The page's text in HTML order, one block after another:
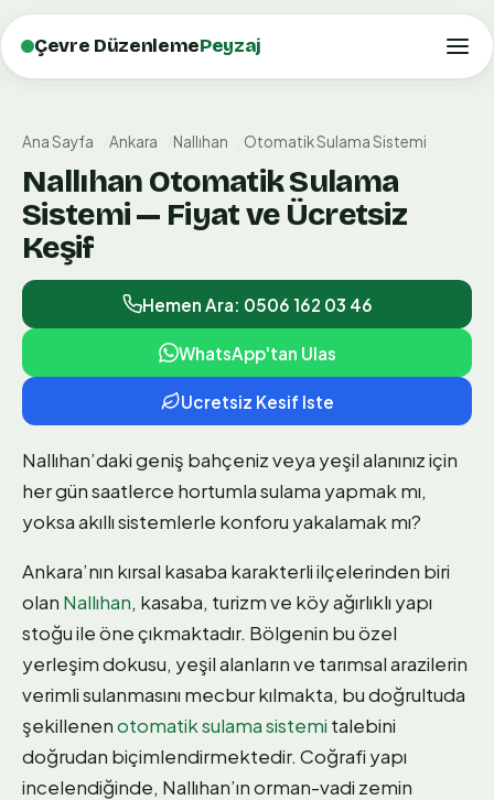
Çevre DüzenlemePeyzaj
Ana Sayfa Ankara Nallıhan Otomatik Sulama Sistemi
Nallıhan Otomatik Sulama
Sistemi — Fiyat ve Ücretsiz
Keşif
Hemen Ara: 0506 162 03 46
WhatsApp'tan Ulas
Ucretsiz Kesif Iste
Nallıhan’daki geniş bahçeniz veya yeşil alanınız için
her gün saatlerce hortumla sulama yapmak mı,
yoksa akıllı sistemlerle konforu yakalamak mı?
Ankara’nın kırsal kasaba karakterli ilçelerinden biri
olan Nallıhan, kasaba, turizm ve köy ağırlıklı yapı
stoğu ile öne çıkmaktadır. Bölgenin bu özel
yerleşim dokusu, yeşil alanların ve tarımsal arazilerin
verimli sulanmasını mecbur kılmakta, bu doğrultuda
şekillenenotomatik sulama sistemi talebini
doğrudan biçimlendirmektedir. Coğrafi yapı
incelendiğinde, Nallıhan’ın orman-vadi zemin